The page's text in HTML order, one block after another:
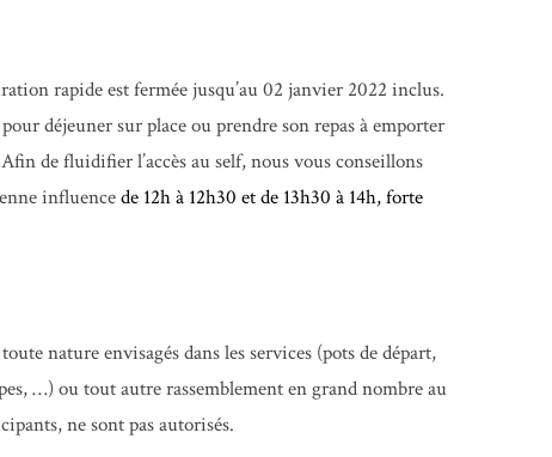
rapide est fermée jusqu’au 02 janvier 2022 inclus.
déjeuner sur place ou prendre son repas à emporter
de fluidifier l’accès au self, nous vous conseillons
influencede 12h à 12h30 et de 13h30 à 14h, forte
nature envisagés dans les services (pots de départ,
…) ou tout autre rassemblement en grand nombre au
ne sont pas autorisés.